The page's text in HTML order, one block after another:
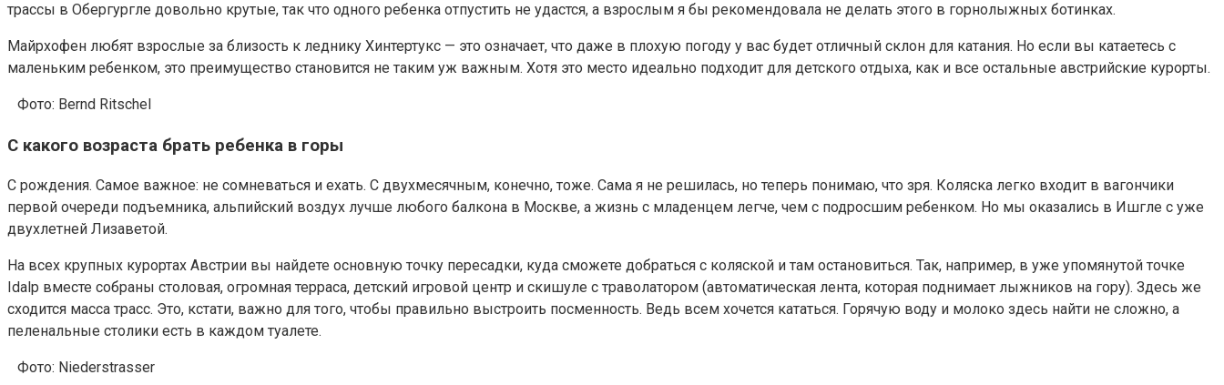
трассы в Обергургле довольно крутые, так что одного ребенка отпустить не удастся, а взрослым я бы рекомендовала не делать этого в горнолыжных ботинках.
Майрхофен любят взрослые за близость к леднику Хинтертукс — это означает, что даже в плохую погоду у вас будет отличный склон для катания. Но если вы катаетесь с
маленьким ребенком, это преимущество становится не таким уж важным. Хотя это место идеально подходит для детского отдыха, как и все остальные австрийские курорты.
Фото: Bernd Ritschel
С какого возраста брать ребенка в горы
С рождения. Самое важное: не сомневаться и ехать. С двухмесячным, конечно, тоже. Сама я не решилась, но теперь понимаю, что зря. Коляска легко входит в вагончики
первой очереди подъемника, альпийский воздух лучше любого балкона в Москве, а жизнь с младенцем легче, чем с подросшим ребенком. Но мы оказались в Ишгле с уже
двухлетней Лизаветой.
На всех крупных курортах Австрии вы найдете основную точку пересадки, куда сможете добраться с коляской и там остановиться. Так, например, в уже упомянутой точке
Idalp вместе собраны столовая, огромная терраса, детский игровой центр и скишуле с траволатором (автоматическая лента, которая поднимает лыжников на гору). Здесь же
сходится масса трасс. Это, кстати, важно для того, чтобы правильно выстроить посменность. Ведь всем хочется кататься. Горячую воду и молоко здесь найти не сложно, а
пеленальные столики есть в каждом туалете.
Фото: Niederstrasser